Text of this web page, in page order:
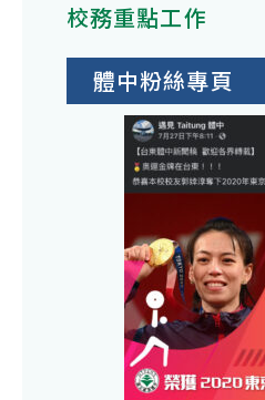
校務重點工作
體中粉絲專頁